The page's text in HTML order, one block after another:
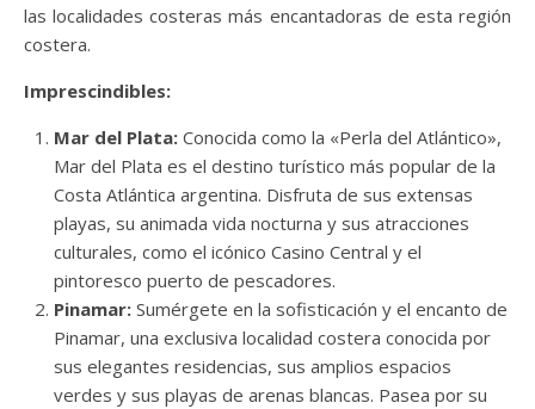
las localidades costeras más encantadoras de esta región
costera.
Imprescindibles:
Mar del Plata: Conocida como la «Perla del Atlántico»,
Mar del Plata es el destino turístico más popular de la
Costa Atlántica argentina. Disfruta de sus extensas
playas, su animada vida nocturna y sus atracciones
culturales, como el icónico Casino Central y el
pintoresco puerto de pescadores.
Pinamar: Sumérgete en la sofisticación y el encanto de
Pinamar, una exclusiva localidad costera conocida por
sus elegantes residencias, sus amplios espacios
verdes y sus playas de arenas blancas. Pasea por su